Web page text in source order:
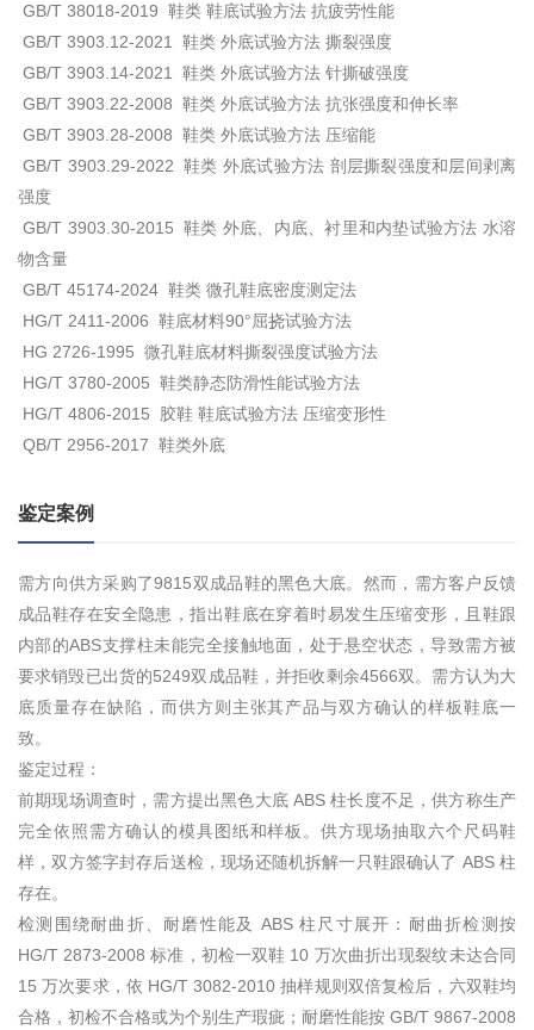
GB/T 38018-2019 鞋类 鞋底试验方法 抗疲劳性能
GB/T 3903.12-2021 鞋类 外底试验方法 撕裂强度
GB/T 3903.14-2021 鞋类 外底试验方法 针撕破强度
GB/T 3903.22-2008 鞋类 外底试验方法 抗张强度和伸长率
GB/T 3903.28-2008 鞋类 外底试验方法 压缩能
GB/T 3903.29-2022 鞋类 外底试验方法 剖层撕裂强度和层间剥离
强度
GB/T 3903.30-2015 鞋类 外底、内底、衬里和内垫试验方法 水溶
物含量
GB/T 45174-2024 鞋类 微孔鞋底密度测定法
HG/T 2411-2006 鞋底材料90°屈挠试验方法
HG 2726-1995 微孔鞋底材料撕裂强度试验方法
HG/T 3780-2005 鞋类静态防滑性能试验方法
HG/T 4806-2015 胶鞋 鞋底试验方法 压缩变形性
QB/T 2956-2017 鞋类外底
鉴定案例
需方向供方采购了9815双成品鞋的黑色大底。然而，需方客户反馈
成品鞋存在安全隐患，指出鞋底在穿着时易发生压缩变形，且鞋跟
内部的ABS支撑柱未能完全接触地面，处于悬空状态，导致需方被
要求销毁已出货的5249双成品鞋，并拒收剩余4566双。需方认为大
底质量存在缺陷，而供方则主张其产品与双方确认的样板鞋底一
致。
鉴定过程：
前期现场调查时，需方提出黑色大底 ABS 柱长度不足，供方称生产
完全依照需方确认的模具图纸和样板。供方现场抽取六个尺码鞋
样，双方签字封存后送检，现场还随机拆解一只鞋跟确认了 ABS 柱
存在。
检测围绕耐曲折、耐磨性能及 ABS 柱尺寸展开：耐曲折检测按
HG/T 2873-2008 标准，初检一双鞋 10 万次曲折出现裂纹未达合同
15 万次要求，依 HG/T 3082-2010 抽样规则双倍复检后，六双鞋均
合格，初检不合格或为个别生产瑕疵；耐磨性能按 GB/T 9867-2008